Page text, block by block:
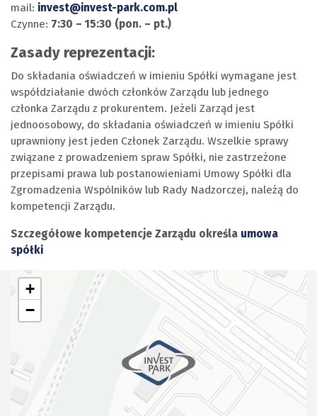
mail: invest@invest-park.com.pl
Czynne: 7:30 – 15:30 (pon. – pt.)
Zasady reprezentacji:
Do składania oświadczeń w imieniu Spółki wymagane jest
współdziałanie dwóch członków Zarządu lub jednego
członka Zarządu z prokurentem. Jeżeli Zarząd jest
jednoosobowy, do składania oświadczeń w imieniu Spółki
uprawniony jest jeden Członek Zarządu. Wszelkie sprawy
związane z prowadzeniem spraw Spółki, nie zastrzeżone
przepisami prawa lub postanowieniami Umowy Spółki dla
Zgromadzenia Wspólników lub Rady Nadzorczej, należą do
kompetencji Zarządu.
Szczegółowe kompetencje Zarządu określa umowa
spółki
+
−